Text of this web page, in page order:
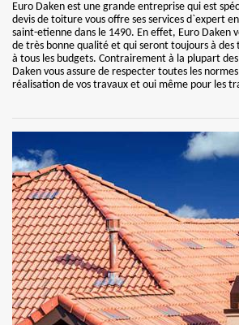
Euro Daken est une grande entreprise qui est
devis de toiture vous offre ses services d`expert
saint-etienne dans le 1490. En effet, Euro Daken
de très bonne qualité et qui seront toujours à des
à tous les budgets. Contrairement à la plupart
Daken vous assure de respecter toutes les
réalisation de vos travaux et oui même pour les